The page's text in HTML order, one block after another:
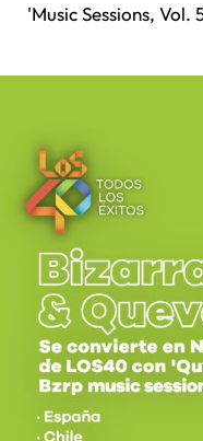
'Music Sessions,